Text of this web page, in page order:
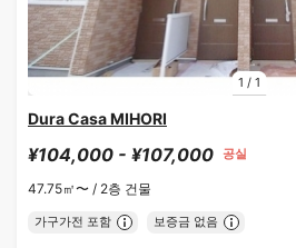
1 / 1
Dura Casa MIHORI
¥104,000 - ¥107,000 공실
47.75㎡〜 / 2층 건물
가구가전 포함 보증금 없음